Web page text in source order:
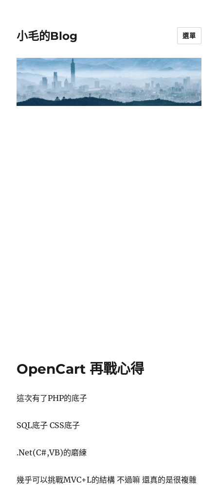
小毛的Blog 選單
OpenCart 再戰心得
這次有了PHP的底子
SQL底子 CSS底子
.Net(C#,VB)的磨練
幾乎可以挑戰MVC+L的結構 不過嘛 還真的是很複雜